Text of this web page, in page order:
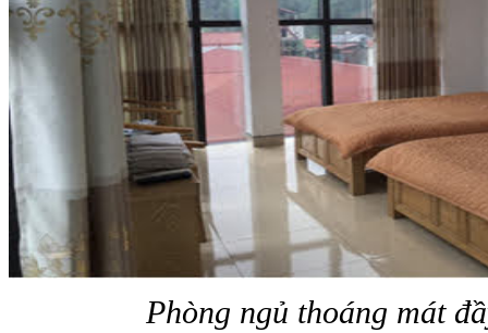
Phòng ngủ thoáng mát